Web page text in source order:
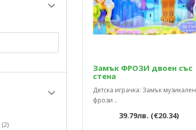
(2)
Замък ФРОЗИ двоен със
стена
Детска играчка: Замък музикален
фрози ..
39.79лв. (€20.34)